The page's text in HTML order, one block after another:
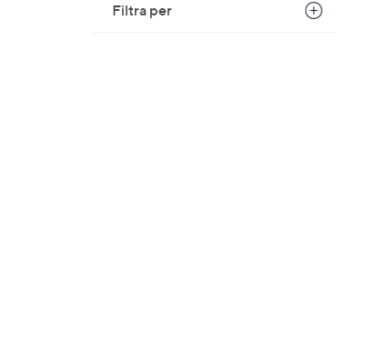
Filtra per